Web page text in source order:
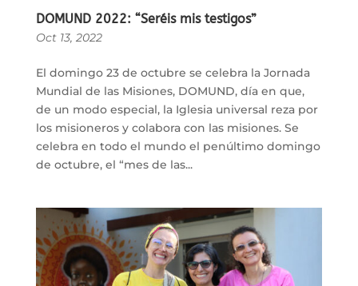
DOMUND 2022: “Seréis mis testigos”
Oct 13, 2022
El domingo 23 de octubre se celebra la Jornada
Mundial de las Misiones, DOMUND, día en que,
de un modo especial, la Iglesia universal reza por
los misioneros y colabora con las misiones. Se
celebra en todo el mundo el penúltimo domingo
de octubre, el “mes de las...